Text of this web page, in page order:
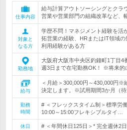
仕事内容
給与計算アウトソーシングとクラ
営業や営業部門の組織改革など、
対象と
なる方
学歴不問！マネジメント経験を活
拓営業の経験、HRまたはIT領域
利用経験がある方
勤務地
大阪府大阪市中央区釣鐘町1丁目
週3日まで在宅勤務OK！ ※将来的
給与
＜月給＞300,000円～430,000円※
決定します。※試用期間3か月（待
勤務
時間
# ＜フレックスタイム制＞標準
10:00～15:00フレキシブルタイ…
休日 # ＜年間休日125日＞* 完全週休2